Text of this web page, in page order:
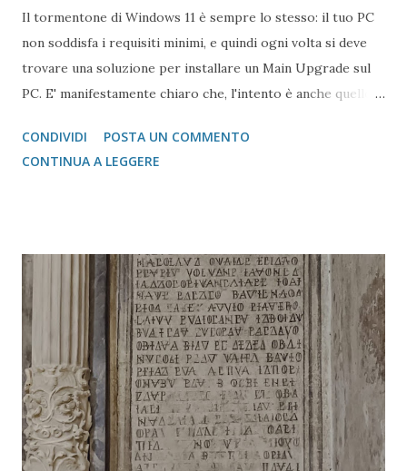
Il tormentone di Windows 11 è sempre lo stesso: il tuo PC
non soddisfa i requisiti minimi, e quindi ogni volta si deve
trovare una soluzione per installare un Main Upgrade sul
PC. E' manifestamente chiaro che, l'intento è anche quello
detto tante e tante volte su questo Blog, non
necessariamente macchine efficienti ed adeguate debbano
CONDIVIDI
POSTA UN COMMENTO
CONTINUA A LEGGERE